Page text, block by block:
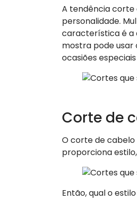
A tendência corte
personalidade.
característica é a
mostra pode
ocasiões
Corte de
O corte de cabelo
proporciona
Então, qual o